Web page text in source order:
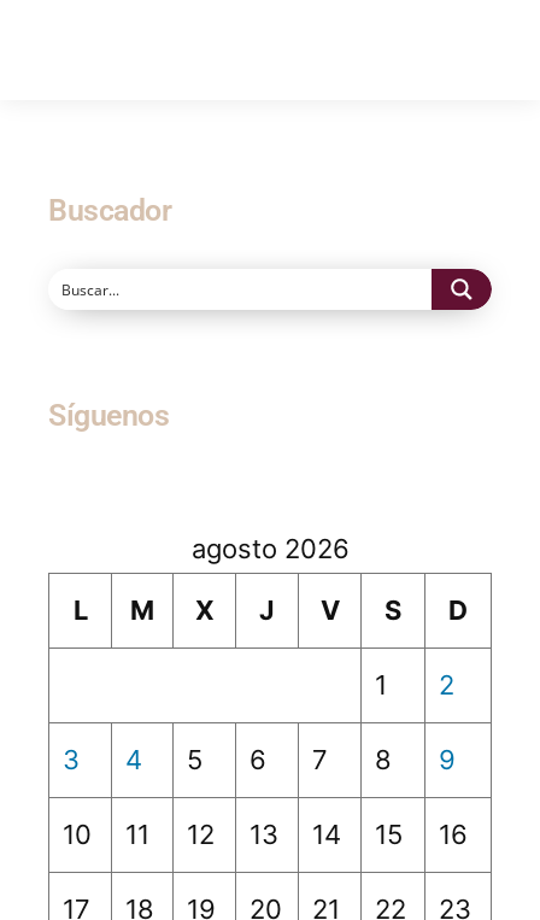
Buscador
Síguenos
agosto 2026
L
M X J V S D
1 2
3 4 5 6 7 8 9
10 11 12 13 14 15 16
17 18 19 20 21 22 23